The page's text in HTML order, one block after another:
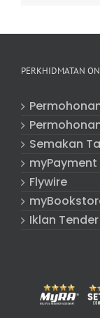
PERKHIDMATAN
Semakan
myPayment
Flywire
Iklan